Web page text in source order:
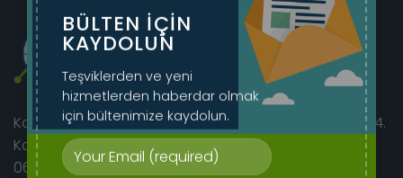
BÜLTEN IÇIN
KAYDOLUN
Teşviklerden ve yeni
hizmetlerden haberdar olmak
için bültenimize kaydolun.
Korkutreis Mah. Atatürk Bulvarı sıhhıye merkez iş hanı 4.
Kat No:46/42
06400 Çankaya/Ankara